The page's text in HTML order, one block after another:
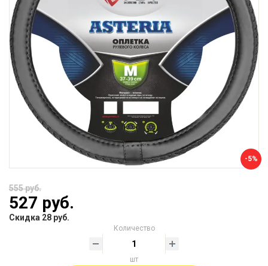
-5%
555 руб.
527 руб.
Скидка 28 руб.
Количество
шт